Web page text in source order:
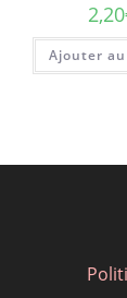
2,20
Ajouter